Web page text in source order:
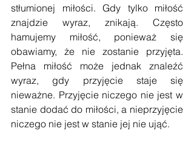
stłumionej miłości. Gdy tylko miłość
znajdzie wyraz, znikają. Często
hamujemy miłość, ponieważ się
obawiamy, że nie zostanie przyjęta.
Pełna miłość może jednak znaleźć
wyraz, gdy przyjęcie staje się
nieważne. Przyjęcie niczego nie jest w
stanie dodać do miłości, a nieprzyjęcie
niczego nie jest w stanie jej nie ująć.